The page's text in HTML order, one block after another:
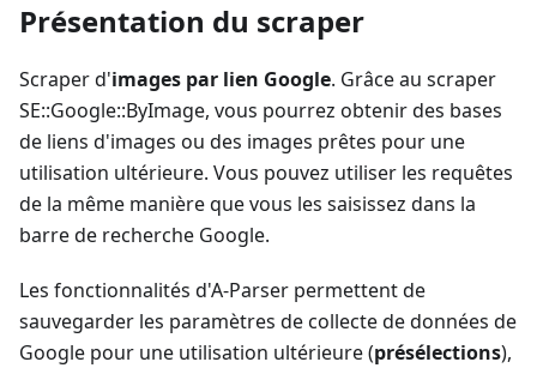
Présentation du scraper
Scraper d'images par lien Google. Grâce au scraper
SE::Google::ByImage, vous pourrez obtenir des bases
de liens d'images ou des images prêtes pour une
utilisation ultérieure. Vous pouvez utiliser les requêtes
de la même manière que vous les saisissez dans la
barre de recherche Google.
Les fonctionnalités d'A-Parser permettent de
sauvegarder les paramètres de collecte de données de
Google pour une utilisation ultérieure (présélections),